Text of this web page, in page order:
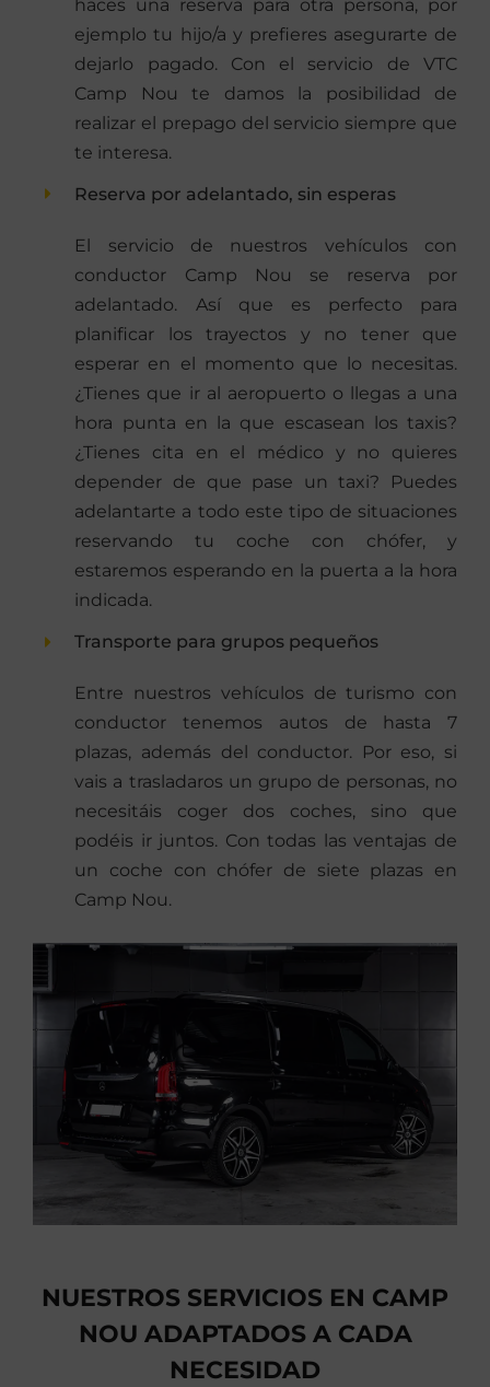
haces una reserva para otra persona, por
ejemplo tu hijo/a y prefieres asegurarte de
dejarlo pagado. Con el servicio de VTC
Camp Nou te damos la posibilidad de
realizar el prepago del servicio siempre que
te interesa.
Reserva por adelantado, sin esperas
El servicio de nuestros vehículos con
conductor Camp Nou se reserva por
adelantado. Así que es perfecto para
planificar los trayectos y no tener que
esperar en el momento que lo necesitas.
¿Tienes que ir al aeropuerto o llegas a una
hora punta en la que escasean los taxis?
¿Tienes cita en el médico y no quieres
depender de que pase un taxi? Puedes
adelantarte a todo este tipo de situaciones
reservando tu coche con chófer, y
estaremos esperando en la puerta a la hora
indicada.
Transporte para grupos pequeños
Entre nuestros vehículos de turismo con
conductor tenemos autos de hasta 7
plazas, además del conductor. Por eso, si
vais a trasladaros un grupo de personas, no
necesitáis coger dos coches, sino que
podéis ir juntos. Con todas las ventajas de
un coche con chófer de siete plazas en
Camp Nou.
NUESTROS SERVICIOS EN CAMP
NOU ADAPTADOS A CADA
NECESIDAD